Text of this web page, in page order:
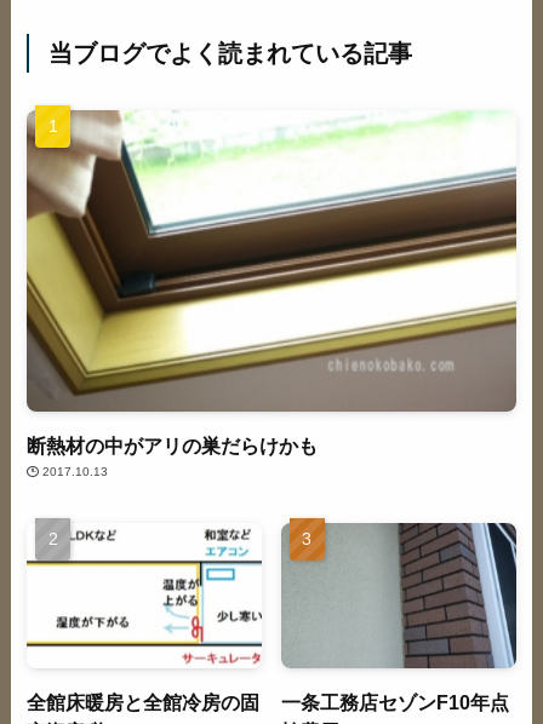
当ブログでよく読まれている記事
断熱材の中がアリの巣だらけかも
2017.10.13
全館床暖房と全館冷房の固
一条工務店セゾンF10年点